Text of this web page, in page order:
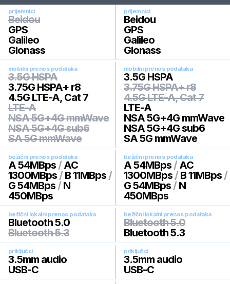
prijemnici
Beidou
GPS
Galileo
Glonass
prijemnici
Beidou
GPS
Galileo
Glonass
mobilni prenos podataka
3.5G HSPA
3.75G HSPA+ r8
4.5G LTE-A, Cat 7
LTE-A
NSA 5G+4G mmWave
NSA 5G+4G sub6
SA 5G mmWave
mobilni prenos podataka
3.5G HSPA
3.75G HSPA+ r8
4.5G LTE-A, Cat 7
LTE-A
NSA 5G+4G mmWave
NSA 5G+4G sub6
SA 5G mmWave
bežični prenos podataka
A 54MBps / AC
1300MBps / B 11MBps /
G 54MBps / N
450MBps
bežični prenos podataka
A 54MBps / AC
1300MBps / B 11MBps /
G 54MBps / N
450MBps
bežični lokalni prenos podataka
Bluetooth 5.0
Bluetooth 5.3
bežični lokalni prenos podataka
Bluetooth 5.0
Bluetooth 5.3
priključci
3.5mm audio
USB-C
priključci
3.5mm audio
USB-C